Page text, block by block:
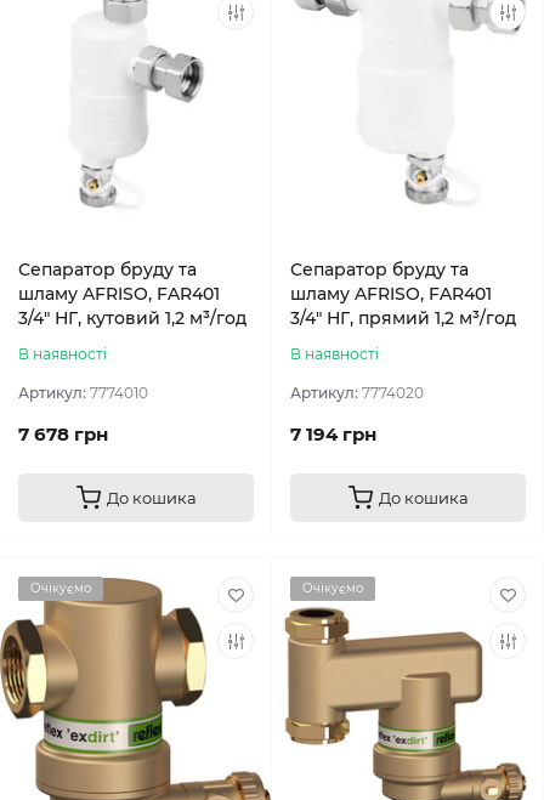
Сепаратор бруду та
шламу AFRISO, FAR401
3/4" НГ, кутовий 1,2 м³/год
В наявності
Артикул: 7774010
7 678 грн
До кошика
Сепаратор бруду та
шламу AFRISO, FAR401
3/4" НГ, прямий 1,2 м³/год
В наявності
Артикул: 7774020
7 194 грн
До кошика
Очікуємо Очікуємо